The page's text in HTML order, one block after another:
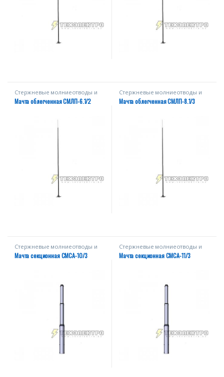
Стержневые молниеотводы и
мачты
Мачта облегченная СМЛП-6.1/2
Стержневые молниеотводы и
мачты
Мачта облегченная СМЛП-8.1/3
Стержневые молниеотводы и
мачты
Мачта секционная СМСА-10/3
Стержневые молниеотводы и
мачты
Мачта секционная СМСА-11/3